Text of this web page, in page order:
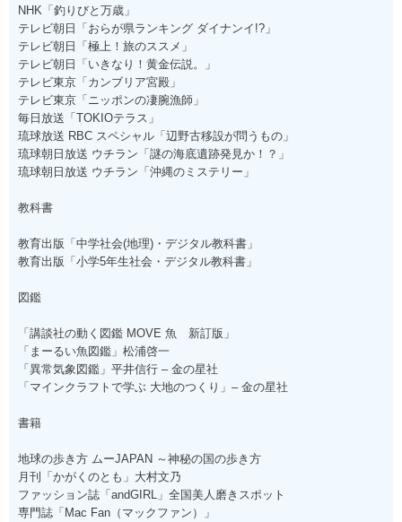
NHK「釣りびと万歳」
テレビ朝日「おらが県ランキング ダイナンイ!?」
テレビ朝日「極上！旅のススメ」
テレビ朝日「いきなり！黄金伝説。」
テレビ東京「カンブリア宮殿」
テレビ東京「ニッポンの凄腕漁師」
毎日放送「TOKIOテラス」
琉球放送 RBC スペシャル「辺野古移設が問うもの」
琉球朝日放送 ウチラン「謎の海底遺跡発見か！？」
琉球朝日放送 ウチラン「沖縄のミステリー」
教科書
教育出版「中学社会(地理)・デジタル教科書」
教育出版「小学5年生社会・デジタル教科書」
図鑑
「講談社の動く図鑑 MOVE 魚 新訂版」
「まーるい魚図鑑」松浦啓一
「異常気象図鑑」平井信行 – 金の星社
「マインクラフトで学ぶ 大地のつくり」– 金の星社
書籍
地球の歩き方 ムーJAPAN ～神秘の国の歩き方
月刊「かがくのとも」大村文乃
ファッション誌「andGIRL」全国美人磨きスポット
専門誌「Mac Fan（マックファン）」